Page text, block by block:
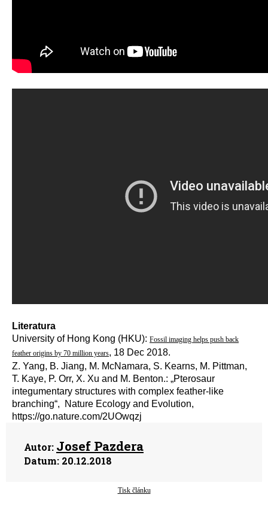
Literatura
University of Hong Kong (HKU): Fossil imaging helps push back
feather origins by 70 million years, 18 Dec 2018.
Z. Yang, B. Jiang, M. McNamara, S. Kearns, M. Pittman,
T. Kaye, P. Orr, X. Xu and M. Benton.: „Pterosaur
integumentary structures with complex feather-like
branching“, Nature Ecology and Evolution,
https://go.nature.com/2UOwqzj
Autor: Josef Pazdera
Datum: 20.12.2018
Tisk článku